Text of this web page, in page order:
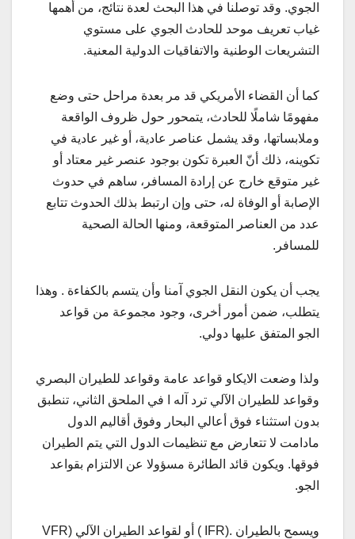
الجوي. وقد توصلنا في هذا البحث لعدة نتائج، من أهمها
غياب تعريف موحد للحادث الجوي على مستوي
التشريعات الوطنية والاتفاقيات الدولية المعنية.
كما أن القضاء الأمريكي قد مر بعدة مراحل حتى وضع
مفهومًا شاملًا للحادث، يتمحور حول ظروف الواقعة
وملابساتها، وقد يشمل عناصر عادية، أو غير عادية في
تكوينه، ذلك أنّ العبرة تكون بوجود عنصر غير معتاد أو
غير متوقع خارج عن إرادة المسافر، ساهم في حدوث
الإصابة أو الوفاة له، حتى وإن ارتبط بذلك الحدوث تتابع
عدد من العناصر المتوقعة، ومنها الحالة الصحية
للمسافر.
يجب أن يكون النقل الجوي آمنا وأن يتسم بالكفاءة . وهذا
يتطلب، ضمن أمور أخرى، وجود مجموعة من قواعد
الجو المتفق عليها دولي.
ولذا وضعت الايكاو قواعد عامة وقواعد للطيران البصري
وقواعد للطيران الآلي ترد آله ا في الملحق الثاني، تنطبق
بدون استثناء فوق أعالي البحار وفوق أقاليم الدول
مادامت لا تتعارض مع تنظيمات الدول التي يتم الطيران
فوقها. ويكون قائد الطائرة مسؤولا عن الالتزام بقواعد
الجو.
ويسمح بالطيران .(IFR ) أو لقواعد الطيران الآلي (VFR